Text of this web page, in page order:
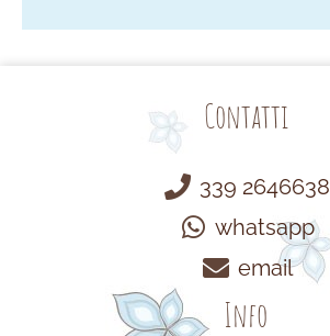
Contatti
339 2646638
whatsapp
email
Info